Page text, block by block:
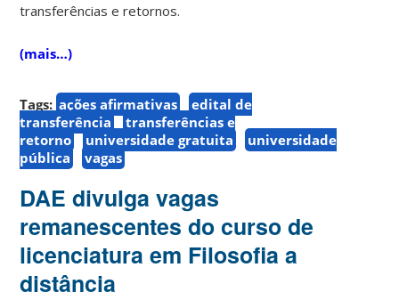
transferências e retornos.
(mais…)
Tags: ações afirmativas
edital de
transferência
transferências e
retorno
universidade gratuita
universidade
pública
vagas
DAE divulga vagas
remanescentes do curso de
licenciatura em Filosofia a
distância